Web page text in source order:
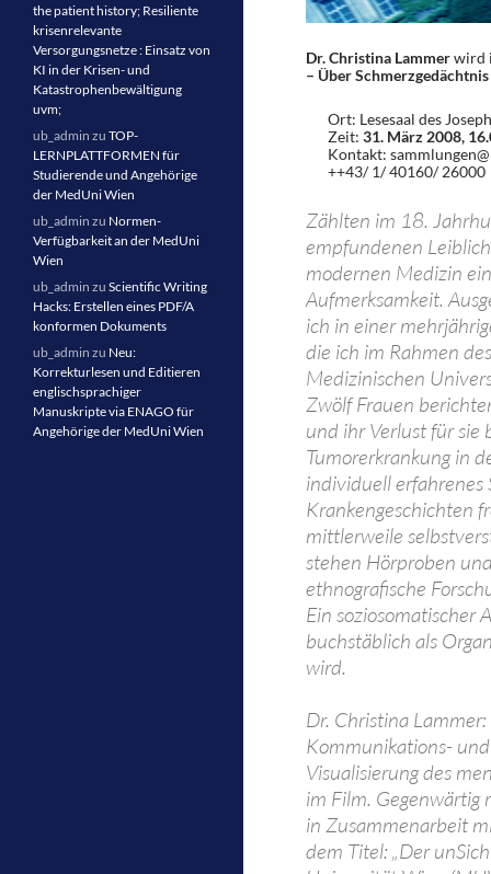
Dr. Christina Lammerwird
– Über
Ort: Lesesaal des
Zeit: 31. März 2008,
Kontakt:
++43/ 1/ 40160/ 26000
Zählten im 18.
empfundenen
modernen Medizin
Aufmerksamkeit.
ich in einer
die ich im Rahmen
Medizinischen
Zwölf Frauen
und ihr Verlust für sie
Tumorerkrankung in
individuell erfahrenes
Krankengeschichten
mittlerweile
stehen Hörproben
ethnografische
Ein soziosomatischer
buchstäblich als
wird.
Dr. Christina
Kommunikations-
Visualisierung des
im Film. Gegenwärtig
in Zusammenarbeit
dem Titel: „Der
the patient history; Resiliente
krisenrelevante
Versorgungsnetze : Einsatz von
KI in der Krisen- und
Katastrophenbewältigung
uvm;
ub_admin zu TOP-
LERNPLATTFORMEN für
Studierende und Angehörige
der MedUni Wien
ub_admin zu Normen-
Verfügbarkeit an der MedUni
Wien
ub_admin zu Scientific Writing
Hacks: Erstellen eines PDF/A
konformen Dokuments
ub_admin zu Neu:
Korrekturlesen und Editieren
englischsprachiger
Manuskripte via ENAGO für
Angehörige der MedUni Wien